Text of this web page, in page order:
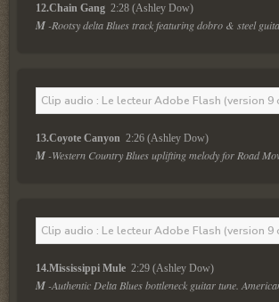
12.Chain Gang 2:28 (Ashley Dow)
M -Rootsy delta Blues track featuring dobro & steel
Clip audio : Le lecteur Adobe Flash (version
13.Coyote Canyon 2:26 (Ashley Dow)
M -Western Country Blues uplifting melody for Road
Clip audio : Le lecteur Adobe Flash (version
14.Mississippi Mule 2:29 (Ashley Dow)
M -Authentic Delta Blues bottleneck guitar tune.